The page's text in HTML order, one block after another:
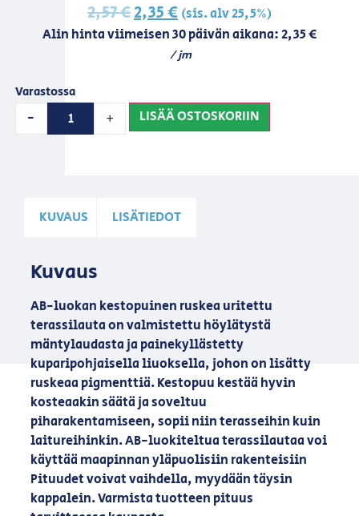
2,57€2,35€ (sis. alv 25,5%)
Alin hinta viimeisen 30 päivän aikana:2,35€
/ jm
Varastossa
- + LISÄÄ OSTOSKORIIN
KUVAUS LISÄTIEDOT
Kuvaus
AB-luokan kestopuinen ruskea uritettu
terassilauta on valmistettu höylätystä
mäntylaudasta ja painekyllästetty
kuparipohjaisella liuoksella, johon on lisätty
ruskeaa pigmenttiä. Kestopuu kestää hyvin
kosteaakin säätä ja soveltuu
piharakentamiseen, sopii niin terasseihin kuin
laitureihinkin. AB-luokiteltua terassilautaa voi
käyttää maapinnan yläpuolisiin rakenteisiin
Pituudet voivat vaihdella, myydään täysin
kappalein. Varmista tuotteen pituus